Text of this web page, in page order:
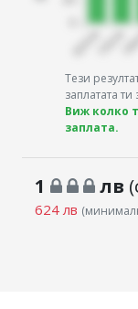
Тези
заплатата
Виж колко
заплата.
1 лв
624 лв